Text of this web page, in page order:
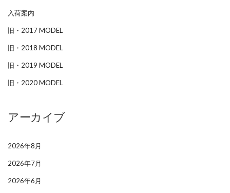
入荷案内
旧・2017 MODEL
旧・2018 MODEL
旧・2019 MODEL
旧・2020 MODEL
アーカイブ
2026年8月
2026年7月
2026年6月